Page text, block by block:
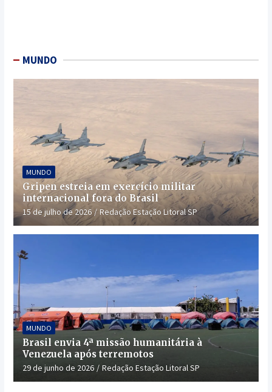
MUNDO
MUNDO
Gripen estreia em exercício militar
internacional fora do Brasil
15 de julho de 2026 Redação Estação Litoral SP
MUNDO
Brasil envia 4ª missão humanitária à
Venezuela após terremotos
29 de junho de 2026 Redação Estação Litoral SP